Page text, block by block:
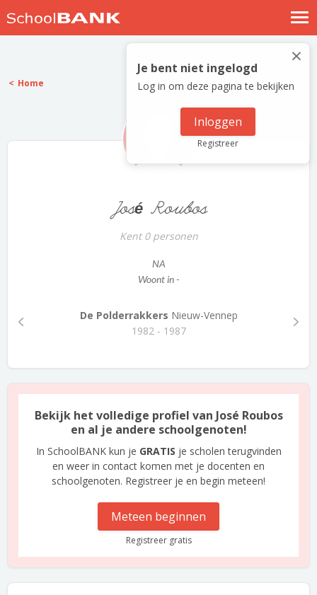
Nostalgische verhalen
Log in
Meld je gratis aan
×
Je bent niet ingelogd
Log in om deze pagina te bekijken
Inloggen
Registreer
Home
José Roubos
Kent 0 personen
NA
Woont in -
De Polderrakkers Nieuw-Vennep
1982 - 1987
Bekijk het volledige profiel van José Roubos
en al je andere schoolgenoten!
In SchoolBANK kun je GRATIS je scholen terugvinden
en weer in contact komen met je docenten en
schoolgenoten. Registreer je en begin meteen!
Meteen beginnen
Registreer gratis